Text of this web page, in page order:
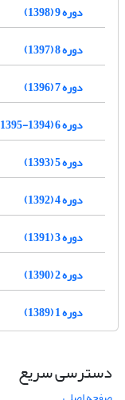
دوره 9 (1398)
دوره 8 (1397)
دوره 7 (1396)
دوره 6 (1394-1395)
دوره 5 (1393)
دوره 4 (1392)
دوره 3 (1391)
دوره 2 (1390)
دوره 1 (1389)
دسترسی سریع